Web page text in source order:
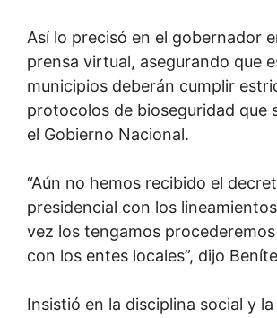
Así lo precisó en el gobernador
prensa virtual, asegurando que
municipios deberán cumplir
protocolos de bioseguridad que
el Gobierno Nacional.
“Aún no hemos recibido el
presidencial con los
vez los tengamos
con los entes locales”, dijo
Insistió en la disciplina social y la